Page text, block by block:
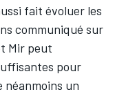
fait évoluer les
communiqué sur
Mir peut
pour
un